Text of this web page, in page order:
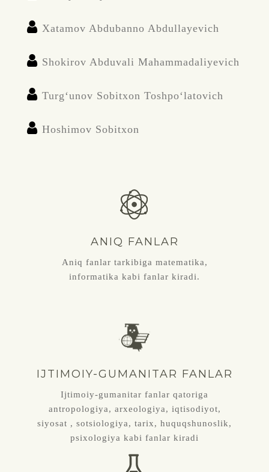
Xatamov Abdubanno Abdullayevich
Shokirov Abduvali Mahammadaliyevich
Turg‘unov Sobitxon Toshpo‘latovich
Hoshimov Sobitxon
ANIQ FANLAR
Aniq fanlar tarkibiga matematika,
informatika kabi fanlar kiradi.
IJTIMOIY-GUMANITAR FANLAR
Ijtimoiy-gumanitar fanlar qatoriga
antropologiya, arxeologiya, iqtisodiyot,
siyosat , sotsiologiya, tarix, huquqshunoslik,
psixologiya kabi fanlar kiradi